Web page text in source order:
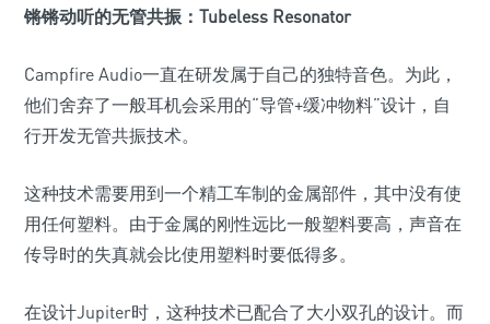
锵锵动听的无管共振：Tubeless Resonator
Campfire Audio一直在研发属于自己的独特音色。为此，
他们舍弃了一般耳机会采用的“导管+缓冲物料”设计，自
行开发无管共振技术。
这种技术需要用到一个精工车制的金属部件，其中没有使
用任何塑料。由于金属的刚性远比一般塑料要高，声音在
传导时的失真就会比使用塑料时要低得多。
在设计Jupiter时，这种技术已配合了大小双孔的设计。而